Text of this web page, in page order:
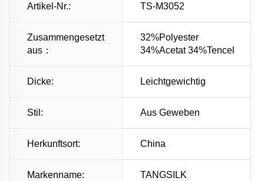
Artikel-Nr.: TS-M3052
Zusammengesetzt
aus：
32%Polyester
34%Acetat 34%Tencel
Dicke: Leichtgewichtig
Stil: Aus Geweben
Herkunftsort: China
Markenname: TANGSILK